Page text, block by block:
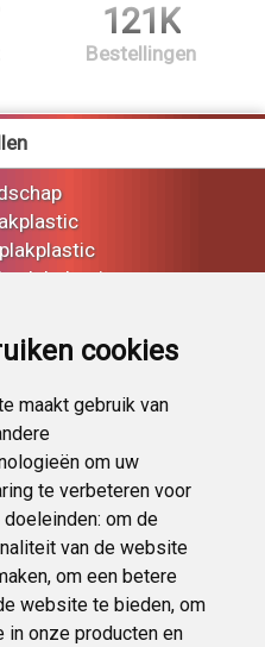
cookies
maakt gebruik van
om uw
te verbeteren voor
om de
van de website
, om een betere
website te bieden, om
in onze producten en
121K
Bestellingen
plakplastic
plakplastic
plakplastic
plakplastic
folie
folie
korting